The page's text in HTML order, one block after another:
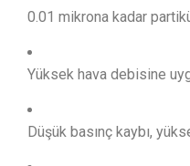
0.01 mikrona kadar
Yüksek hava debisine
Düşük basınç kaybı,